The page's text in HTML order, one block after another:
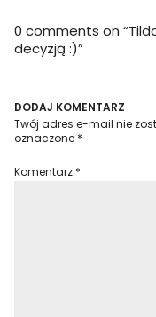
Niezwyczajne
0 comments on “
decyzją :)”
DODAJ KOMENTARZ
Twój adres e-mail nie
oznaczone *
Komentarz *